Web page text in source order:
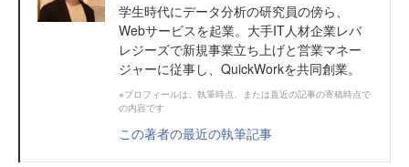
学生時代にデータ分析の研究員の傍ら、
Webサービスを起業。大手IT人材企業レバ
レジーズで新規事業立ち上げと営業マネー
ジャーに従事し、QuickWorkを共同創業。
※プロフィールは、執筆時点、または直近の記事の寄稿時点で
の内容です
この著者の最近の執筆記事